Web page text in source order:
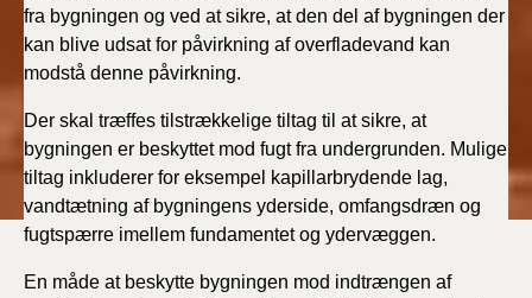
fra bygningen og ved at sikre, at den del af bygningen der
kan blive udsat for påvirkning af overfladevand kan
modstå denne påvirkning.
Der skal træffes tilstrækkelige tiltag til at sikre, at
bygningen er beskyttet mod fugt fra undergrunden. Mulige
tiltag inkluderer for eksempel kapillarbrydende lag,
vandtætning af bygningens yderside, omfangsdræn og
fugtspærre imellem fundamentet og ydervæggen.
En måde at beskytte bygningen mod indtrængen af